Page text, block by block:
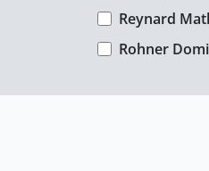
Reynard
Rohner